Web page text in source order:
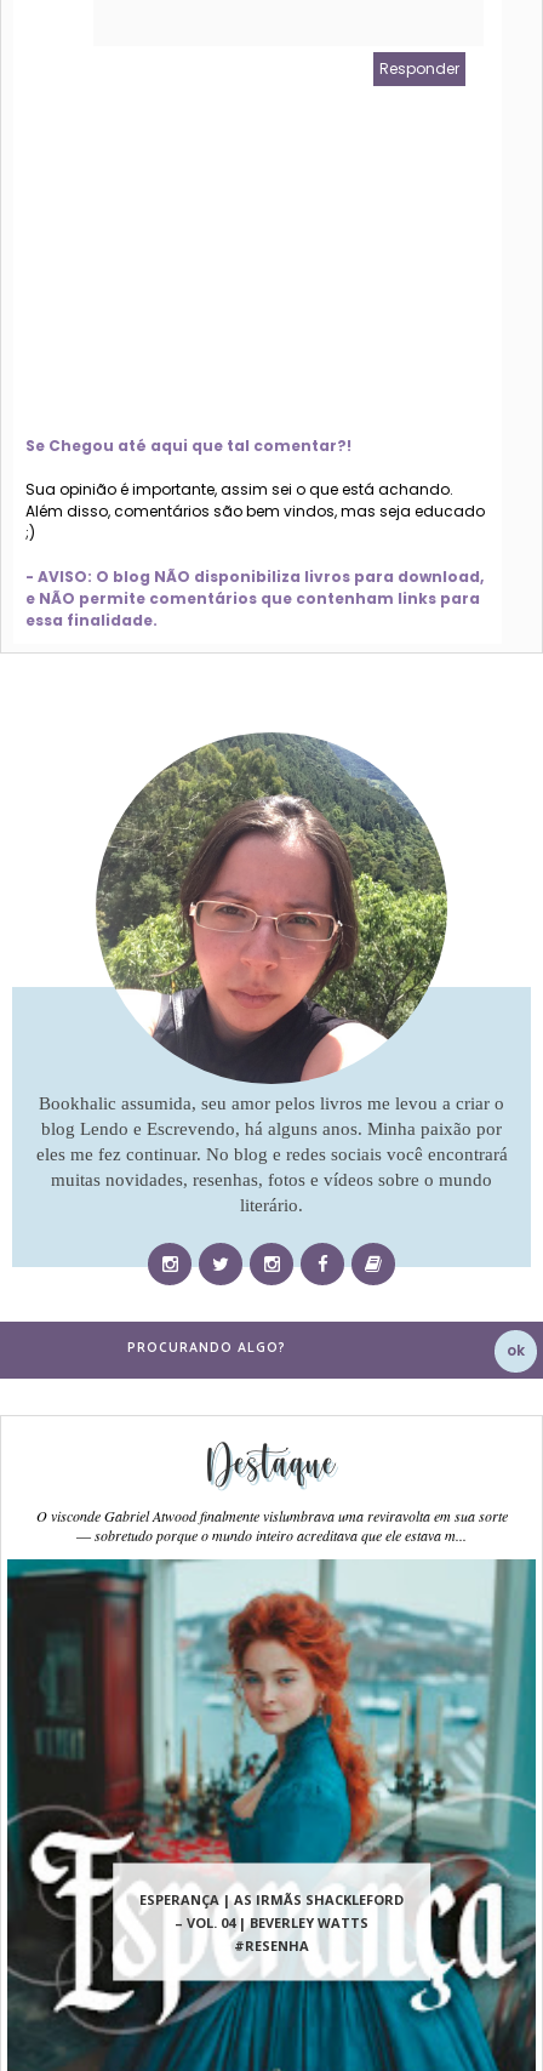
Responder
Se Chegou até aqui que tal comentar?!
Sua opinião é importante, assim sei o que está achando.
Além disso, comentários são bem vindos, mas seja educado
;)
- AVISO: O blog NÃO disponibiliza livros para download,
e NÃO permite comentários que contenham links para
essa finalidade.
Bookhalic assumida, seu amor pelos livros me levou a criar o
blog Lendo e Escrevendo, há alguns anos. Minha paixão por
eles me fez continuar. No blog e redes sociais você encontrará
muitas novidades, resenhas, fotos e vídeos sobre o mundo
literário.
Destaque
ESPERANÇA | AS IRMÃS SHACKLEFORD
– VOL. 04 | BEVERLEY WATTS
#RESENHA
O visconde Gabriel Atwood finalmente vislumbrava uma reviravolta em sua sorte
― sobretudo porque o mundo inteiro acreditava que ele estava m...